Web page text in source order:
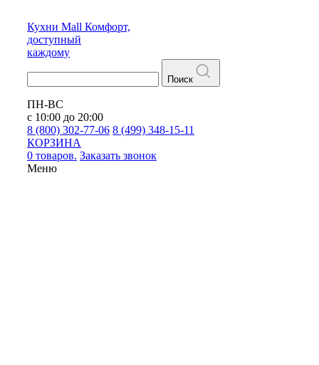
Кухни Mall Комфорт,
доступный
каждому
Поиск
ПН-ВС
с 10:00 до 20:00
8 (800) 302-77-06 8 (499) 348-15-11
КОРЗИНА
0 товаров. Заказать звонок
Меню